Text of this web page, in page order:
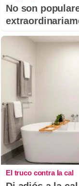
No son
El truco contra la cal